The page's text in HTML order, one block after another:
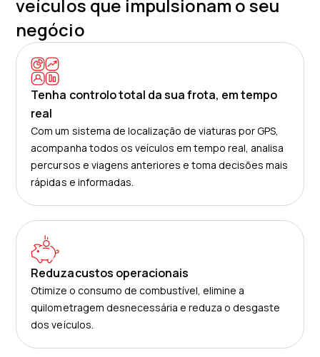
veículos que impulsionam o seu
negócio
Tenha controlo total da sua frota, em tempo
real
Com um sistema de localização de viaturas por GPS,
acompanha todos os veículos em tempo real, analisa
percursos e viagens anteriores e toma decisões mais
rápidas e informadas.
Reduzacustos operacionais
Otimize o consumo de combustível, elimine a
quilometragem desnecessária e reduza o desgaste
dos veículos.